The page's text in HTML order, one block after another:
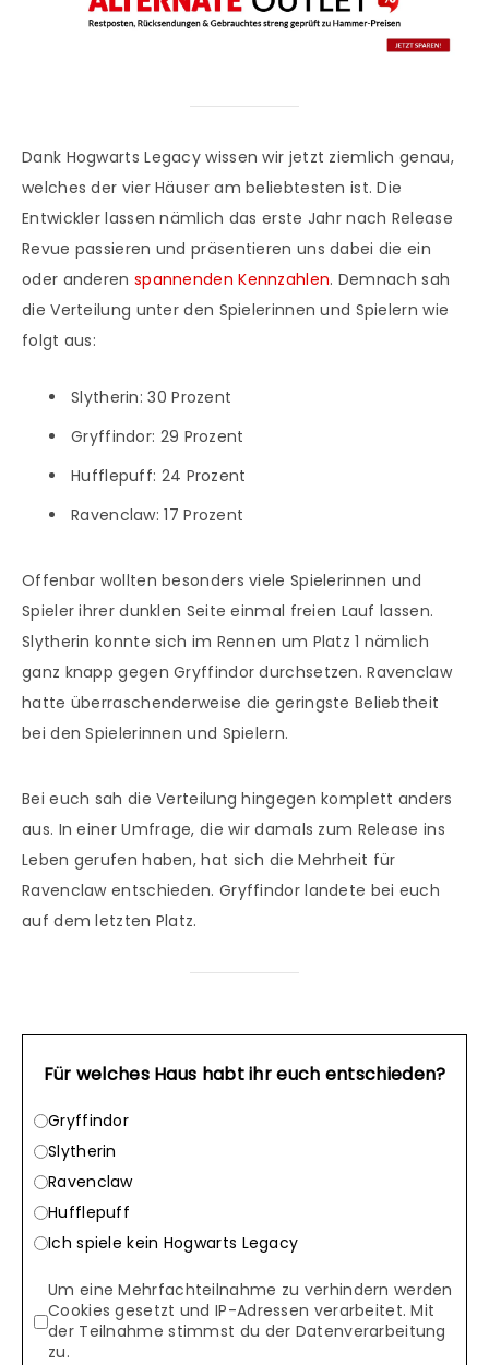
Dank Hogwarts Legacy wissen wir jetzt ziemlich genau,
welches der vier Häuser am beliebtesten ist. Die
Entwickler lassen nämlich das erste Jahr nach Release
Revue passieren und präsentieren uns dabei die ein
oder anderen spannenden Kennzahlen. Demnach sah
die Verteilung unter den Spielerinnen und Spielern wie
folgt aus:
Slytherin: 30 Prozent
Gryffindor: 29 Prozent
Hufflepuff: 24 Prozent
Ravenclaw: 17 Prozent
Offenbar wollten besonders viele Spielerinnen und
Spieler ihrer dunklen Seite einmal freien Lauf lassen.
Slytherin konnte sich im Rennen um Platz 1 nämlich
ganz knapp gegen Gryffindor durchsetzen. Ravenclaw
hatte überraschenderweise die geringste Beliebtheit
bei den Spielerinnen und Spielern.
Bei euch sah die Verteilung hingegen komplett anders
aus. In einer Umfrage, die wir damals zum Release ins
Leben gerufen haben, hat sich die Mehrheit für
Ravenclaw entschieden. Gryffindor landete bei euch
auf dem letzten Platz.
Für welches Haus habt ihr euch entschieden?
Gryffindor
Slytherin
Ravenclaw
Hufflepuff
Ich spiele kein Hogwarts Legacy
Um eine Mehrfachteilnahme zu verhindern werden
Cookies gesetzt und IP-Adressen verarbeitet. Mit
der Teilnahme stimmst du der Datenverarbeitung
zu.